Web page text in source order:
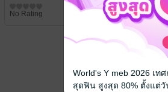
No Rating No
World's Y meb 2026 เ
สุดฟิน สูงสุด 80% ตั้งแต่